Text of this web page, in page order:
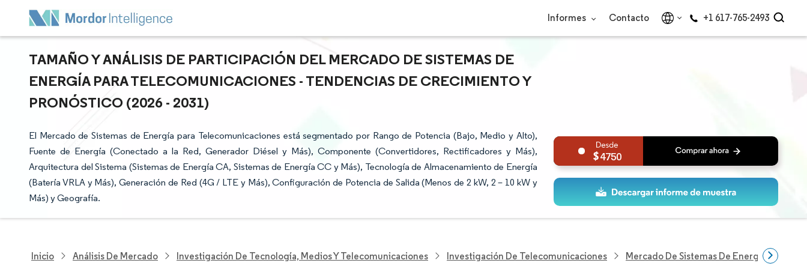
Informes Contacto +1 617-765-2493
TAMAÑO Y ANÁLISIS DE PARTICIPACIÓN DEL MERCADO DE SISTEMAS DE
ENERGÍA PARA TELECOMUNICACIONES - TENDENCIAS DE CRECIMIENTO Y
PRONÓSTICO (2026 - 2031)
El Mercado de Sistemas de Energía para Telecomunicaciones está segmentado por Rango de Potencia (Bajo, Medio y Alto),
Fuente de Energía (Conectado a la Red, Generador Diésel y Más), Componente (Convertidores, Rectificadores y Más),
Arquitectura del Sistema (Sistemas de Energía CA, Sistemas de Energía CC y Más), Tecnología de Almacenamiento de Energía
(Batería VRLA y Más), Generación de Red (4G / LTE y Más), Configuración de Potencia de Salida (Menos de 2 kW, 2 – 10 kW y
Más) y Geografía.
4750
Inicio Análisis De Mercado Investigación De Tecnología, Medios Y Telecomunicaciones Investigación De Telecomunicaciones Mercado De Sistemas De Energía Para